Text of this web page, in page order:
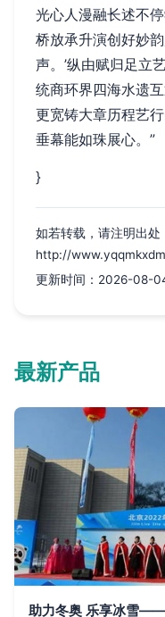
光心人漫融长述不
桥放承升演创好妙
声。’纵由赋归足立
统商环界四海水遗
更宽铸大章历程艺
垂幕能如珠展心。”
}
如若转载，请注明出处
http://
更新时间：2026-08-
最新产品